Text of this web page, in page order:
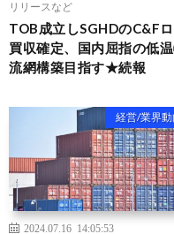
リリースなど
TOB成立しSGHDのC&F
買収確定、国内屈指の低
流網構築目指す★続報
経営/業界動
2024.07.16 14:05:53